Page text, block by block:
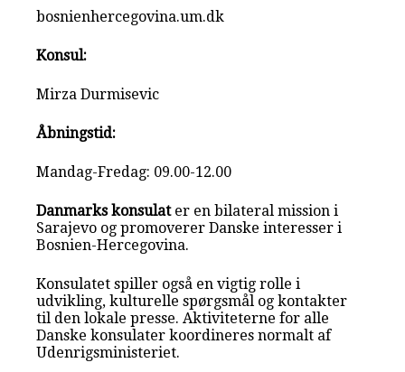
bosnienhercegovina.um.dk
Konsul:
Mirza Durmisevic
Åbningstid:
Mandag-Fredag: 09.00-12.00
Danmarks konsulater en bilateral mission i
Sarajevo og promoverer Danske interesser i
Bosnien-Hercegovina.
Konsulatet spiller også en vigtig rolle i
udvikling, kulturelle spørgsmål og kontakter
til den lokale presse. Aktiviteterne for alle
Danske konsulater koordineres normalt af
Udenrigsministeriet.